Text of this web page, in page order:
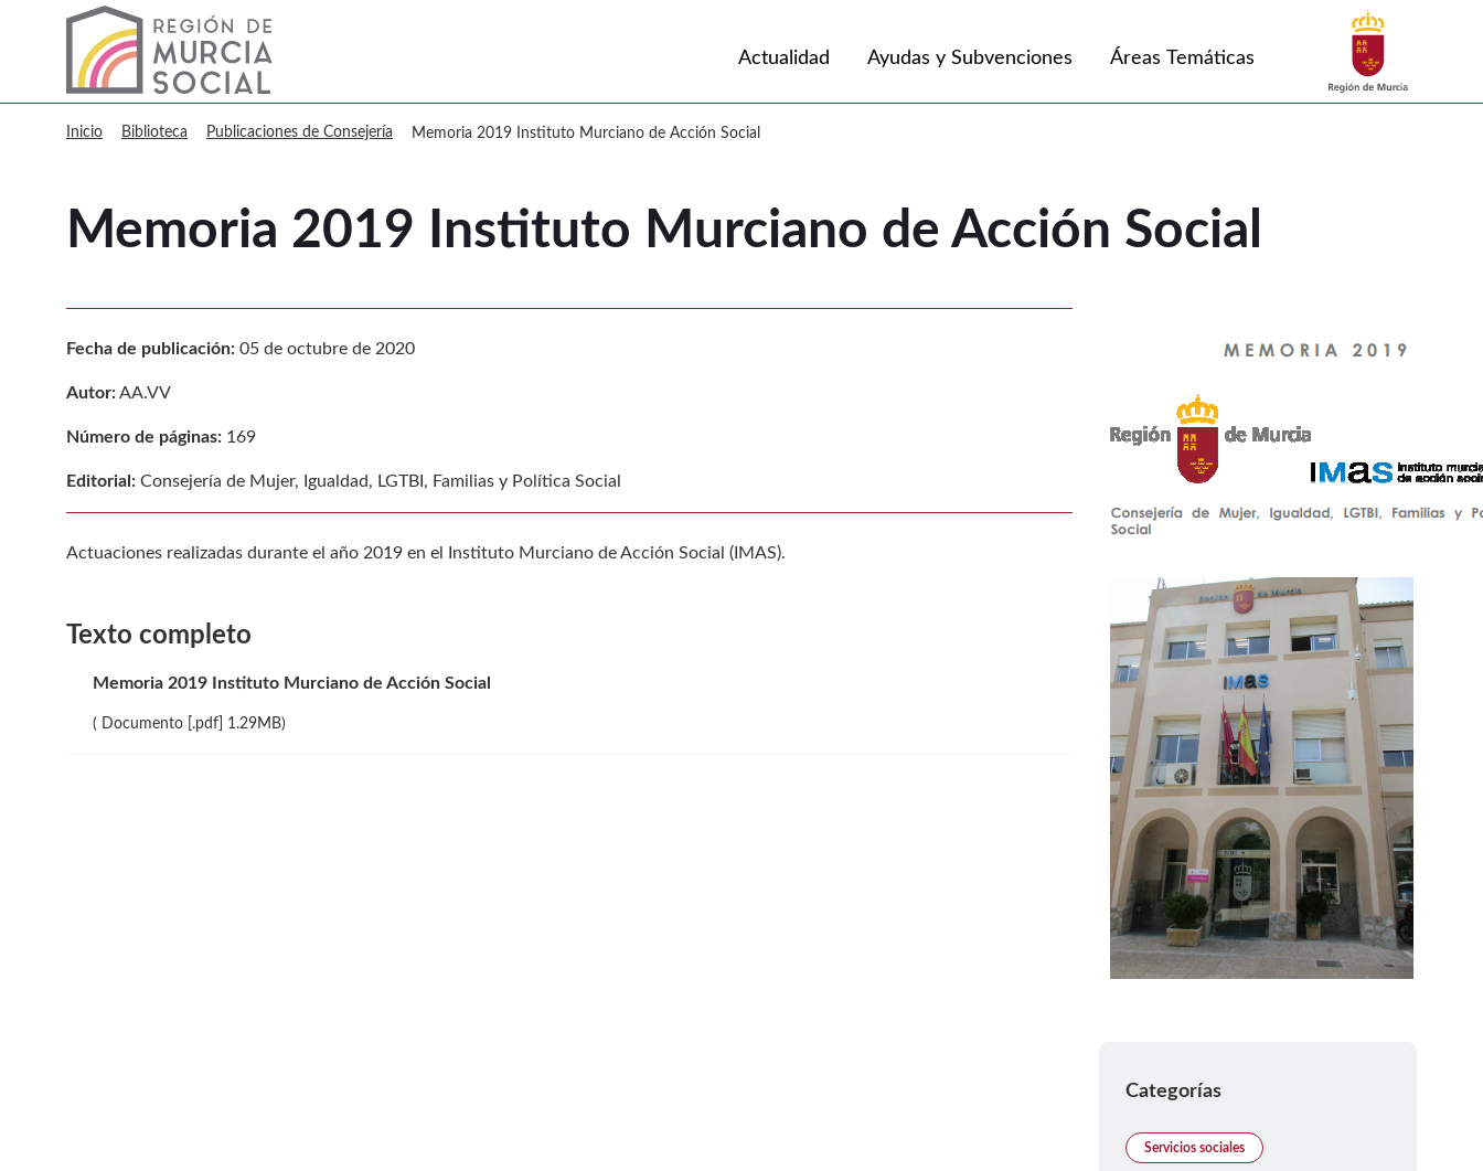
Murcia Social Memoria 2019 Instituto Murciano de Acción Social
Actualidad Ayudas y Subvenciones Áreas Temáticas Buscar
Inicio Biblioteca Publicaciones de Consejería Memoria 2019 Instituto Murciano de Acción Social
Memoria 2019 Instituto Murciano de Acción Social
Fecha de publicación: 05 de octubre de 2020
Autor:AA.VV
Número de páginas: 169
Editorial: Consejería de Mujer, Igualdad, LGTBI, Familias y Política Social
Actuaciones realizadas durante el año 2019 en el Instituto Murciano de Acción Social (IMAS).
Texto completo
Memoria 2019 Instituto Murciano de Acción Social
( Documento [.pdf] 1.29MB)
Categorías
Servicios sociales